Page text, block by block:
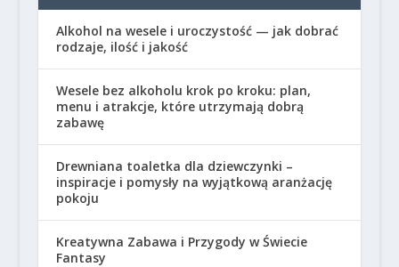
Alkohol na wesele i uroczystość — jak dobrać
rodzaje, ilość i jakość
Wesele bez alkoholu krok po kroku: plan,
menu i atrakcje, które utrzymają dobrą
zabawę
Drewniana toaletka dla dziewczynki –
inspiracje i pomysły na wyjątkową aranżację
pokoju
Kreatywna Zabawa i Przygody w Świecie
Fantasy